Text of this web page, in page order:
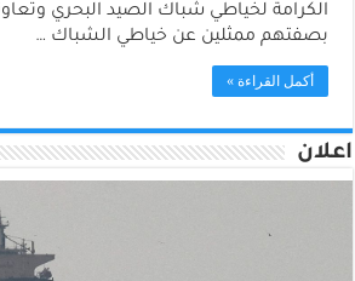
الكرامة لخياطي شباك الصيد البحري
بصفتهم ممثلين عن خياطي الشباك …
أكمل القراءة »
اعلان